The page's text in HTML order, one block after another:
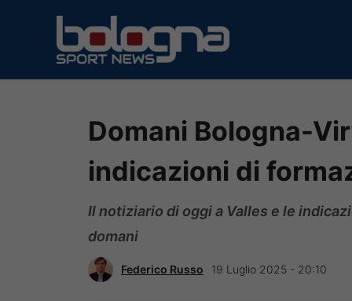
contenuto
Domani Bologna-
indicazioni di
Il notiziario di oggi a Valles e le
domani
Federico Russo 19 Luglio 2025 - 20:10